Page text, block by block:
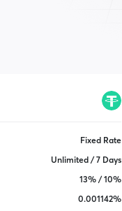
Fixed Rate
Unlimited / 7 Days
13% / 10%
0.001142%